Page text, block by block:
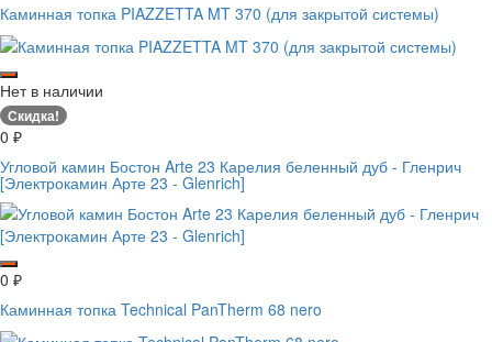
Каминная топка PIAZZETTA MT 370 (для закрытой системы)
Нет в наличии
Скидка!
0 ₽
Угловой камин Бостон Arte 23 Карелия беленный дуб - Гленрич
[Электрокамин Арте 23 - Glenrich]
0 ₽
Каминная топка Technical PanTherm 68 nero